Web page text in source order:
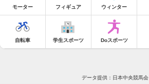
モーター フィギュア ウィンター
自転車 学生スポーツ Doスポーツ
データ提供：日本中央競馬会